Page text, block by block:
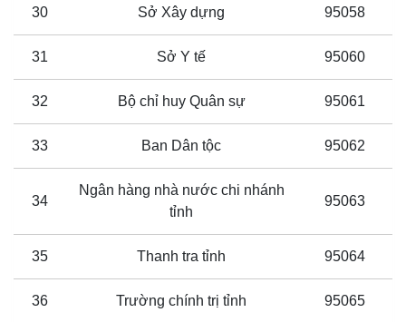
30 Sở Xây dựng 95058
31 Sở Y tế 95060
32 Bộ chỉ huy Quân sự 95061
33 Ban Dân tộc 95062
34
Ngân hàng nhà nước chi nhánh
tỉnh
95063
35 Thanh tra tỉnh 95064
36 Trường chính trị tỉnh 95065